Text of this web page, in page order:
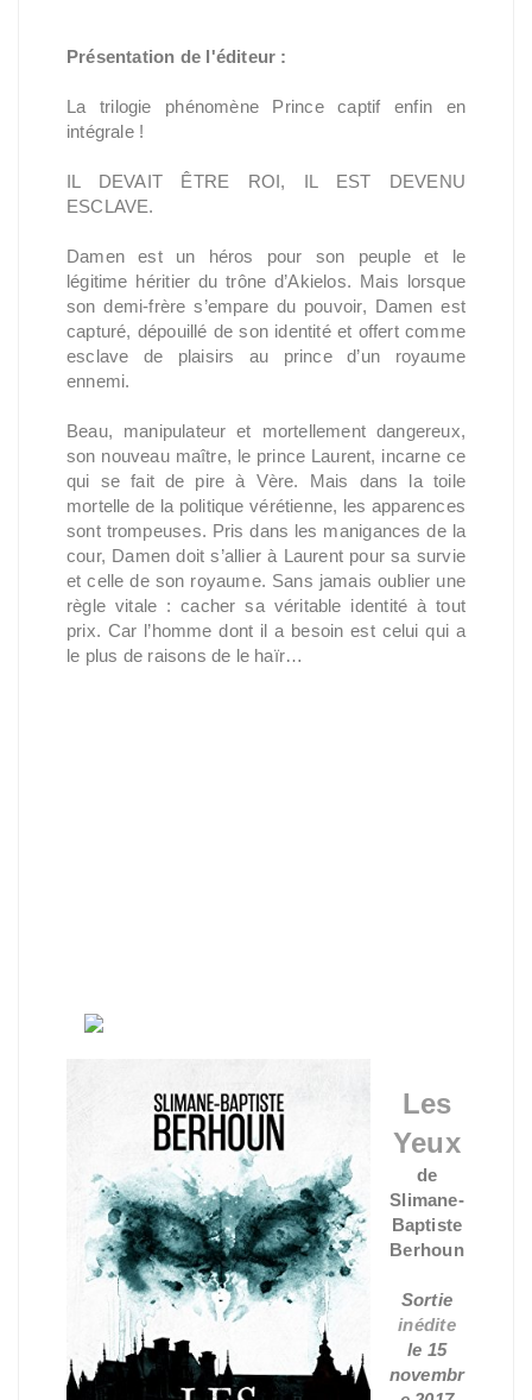
Présentation de l'éditeur :
La trilogie phénomène Prince captif enfin en
intégrale !
IL DEVAIT ÊTRE ROI, IL EST DEVENU
ESCLAVE.
Damen est un héros pour son peuple et le
légitime héritier du trône d’Akielos. Mais lorsque
son demi-frère s’empare du pouvoir, Damen est
capturé, dépouillé de son identité et offert comme
esclave de plaisirs au prince d’un royaume
ennemi.
Beau, manipulateur et mortellement dangereux,
son nouveau maître, le prince Laurent, incarne ce
qui se fait de pire à Vère. Mais dans la toile
mortelle de la politique vérétienne, les apparences
sont trompeuses. Pris dans les manigances de la
cour, Damen doit s’allier à Laurent pour sa survie
et celle de son royaume. Sans jamais oublier une
règle vitale : cacher sa véritable identité à tout
prix. Car l’homme dont il a besoin est celui qui a
le plus de raisons de le haïr…
Les
Yeux
de
Slimane-
Baptiste
Berhoun
Sortie
inédite
le 15
novembr